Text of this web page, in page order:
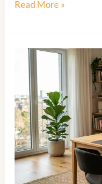
Montageanleitung
3D-
Wandpaneele
selbst
kleben
in
5
Schritten.
Read More »